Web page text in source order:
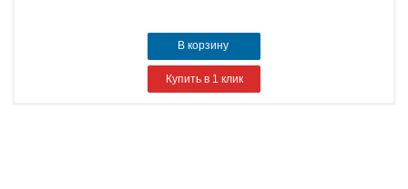
В корзину
Купить в 1 клик